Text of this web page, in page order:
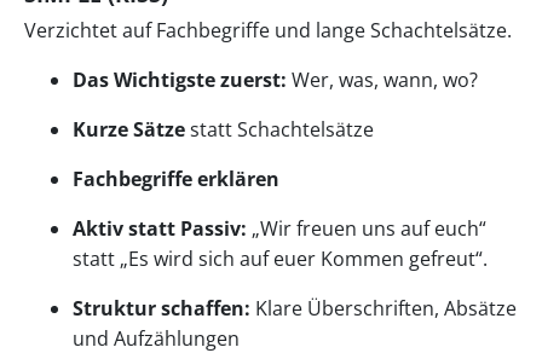
Verzichtet auf Fachbegriffe und lange Schachtelsätze.
Das Wichtigste zuerst: Wer, was, wann, wo?
Kurze Sätzestatt Schachtelsätze
Fachbegriffe erklären
Aktiv statt Passiv: „Wir freuen uns auf euch“
statt „Es wird sich auf euer Kommen gefreut“.
Struktur schaffen: Klare Überschriften, Absätze
und Aufzählungen